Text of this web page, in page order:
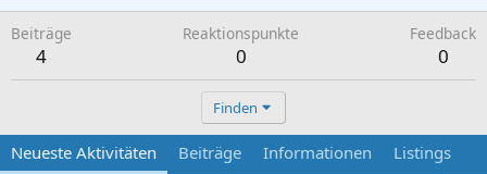
Beiträge
4
Reaktionspunkte
0
Feedback
0
Finden
Neueste Aktivitäten Beiträge Informationen Listings